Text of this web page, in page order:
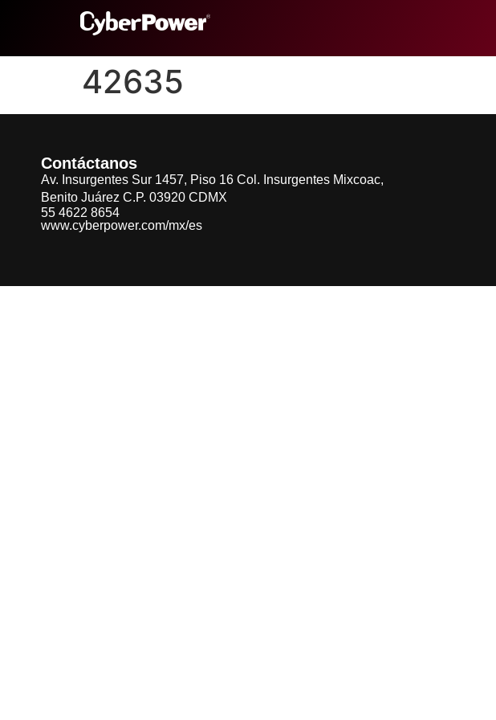
42635
Contáctanos
Av. Insurgentes Sur 1457, Piso 16 Col. Insurgentes Mixcoac,
Benito Juárez C.P. 03920 CDMX
55 4622 8654
www.cyberpower.com/mx/es